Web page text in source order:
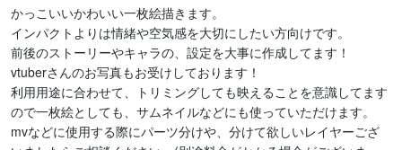
かっこいいかわいい一枚絵描きます。
インパクトよりは情緒や空気感を大切にしたい方向けです。
前後のストーリーやキャラの、設定を大事に作成してます！
vtuberさんのお写真もお受けしております！
利用用途に合わせて、トリミングしても映えることを意識してます
ので一枚絵としても、サムネイルなどにも使っていただけます。
mvなどに使用する際にパーツ分けや、分けて欲しいレイヤーござ